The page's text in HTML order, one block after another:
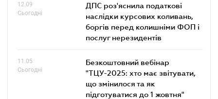
12.09
Сьогодні
ДПС роз'яснила податкові
наслідки курсових коливань,
боргів перед колишніми ФОП і
послуг нерезидентів
11.05
Сьогодні
Безкоштовний вебінар
"ТЦУ-2025: хто має звітувати,
що змінилося та як
підготуватися до 1 жовтня"